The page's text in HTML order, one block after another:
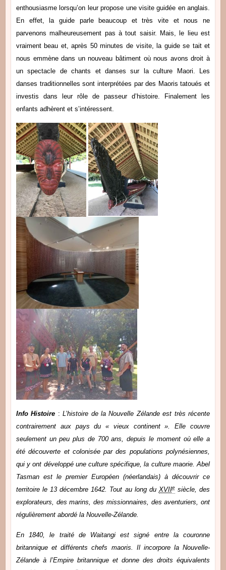
enthousiasme lorsqu’on leur propose une visite guidée en anglais.
En effet, la guide parle beaucoup et très vite et nous ne
parvenons malheureusement pas à tout saisir. Mais, le lieu est
vraiment beau et, après 50 minutes de visite, la guide se tait et
nous emmène dans un nouveau bâtiment où nous avons droit à
un spectacle de chants et danses sur la culture Maori. Les
danses traditionnelles sont interprétées par des Maoris tatoués et
investis dans leur rôle de passeur d’histoire. Finalement les
enfants adhèrent et s’intéressent.
Info Histoire : L’histoire de la Nouvelle Zélande est très récente
contrairement aux pays du « vieux continent ». Elle couvre
seulement un peu plus de 700 ans, depuis le moment où elle a
été découverte et colonisée par des populations polynésiennes,
qui y ont développé une culture spécifique, la culture maorie. Abel
Tasman est le premier Européen (néerlandais) à découvrir ce
territoire le 13 décembre 1642 . Tout au long du XVIIesiècle, des
explorateurs, des marins, des missionnaires, des aventuriers, ont
régulièrement abordé la Nouvelle-Zélande.
En 1840, le traité de Waitangi est signé entre la couronne
britannique et différents chefs maoris. Il incorpore la Nouvelle-
Zélande à l’Empire britannique et donne des droits équivalents